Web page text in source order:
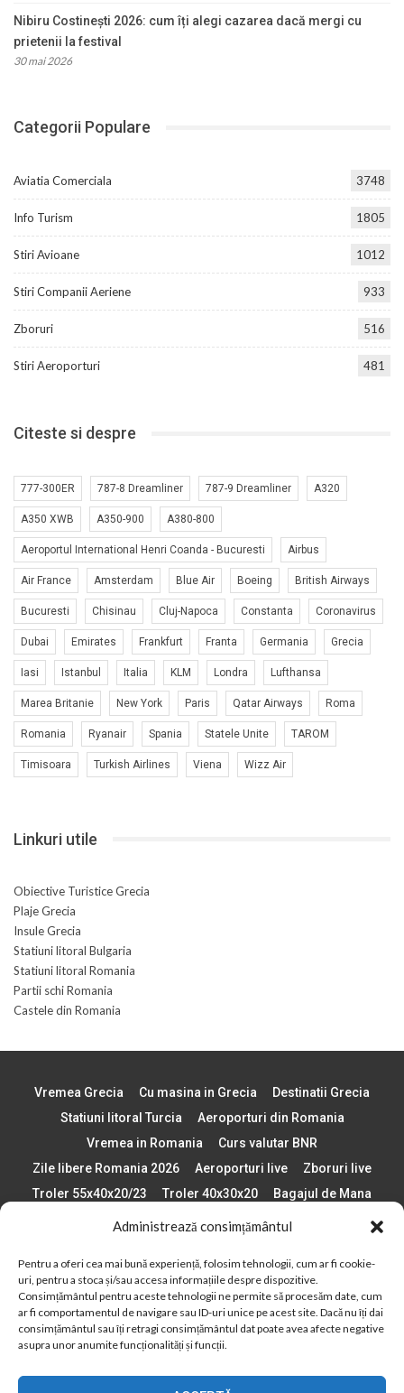
Administrează consimțământul
Pentru a oferi cea mai bună experiență, folosim tehnologii, cum ar fi cookie-
uri, pentru a stoca și/sau accesa informațiile despre dispozitive.
Consimțământul pentru aceste tehnologii ne permite să procesăm date, cum
ar fi comportamentul de navigare sau ID-uri unice pe acest site. Dacă nu îți dai
consimțământul sau îți retragi consimțământul dat poate avea afecte negative
asupra unor anumite funcționalități și funcții.
Nibiru Costinești 2026: cum îți alegi cazarea dacă mergi cu
prietenii la festival
30 mai 2026
Categorii Populare
Aviatia Comerciala 3748
Info Turism 1805
Stiri Avioane 1012
Stiri Companii Aeriene 933
Zboruri 516
Stiri Aeroporturi 481
Citeste si despre
777-300ER 787-8 Dreamliner 787-9 Dreamliner A320
A350 XWB A350-900 A380-800
Aeroportul International Henri Coanda - Bucuresti Airbus
Air France Amsterdam Blue Air Boeing British Airways
Bucuresti Chisinau Cluj-Napoca Constanta Coronavirus
Dubai Emirates Frankfurt Franta Germania Grecia
Iasi Istanbul Italia KLM Londra Lufthansa
Marea Britanie New York Paris Qatar Airways Roma
Romania Ryanair Spania Statele Unite TAROM
Timisoara Turkish Airlines Viena Wizz Air
Linkuri utile
Obiective Turistice Grecia
Plaje Grecia
Insule Grecia
Statiuni litoral Bulgaria
Statiuni litoral Romania
Partii schi Romania
Castele din Romania
Vremea Grecia Cu masina in Grecia
Destinatii Grecia
Statiuni litoral Turcia
Aeroporturi din Romania
Vremea in Romania
Curs valutar BNR
Zile libere Romania 2026
Aeroporturi live
Zboruri live
Troler 55x40x20/23
Troler 40x30x20
Bagajul de Mana
Paste 2026
Cele mai bune telefoane
Plaje din Europa
Concerte Romania 2025
Asigurare de calatorie
Când se schimba ora în 2026
Calendar Formula 1 sezon 2026
Boarding Pass
Despre AirlinesTravel.ro
Politică cookie-uri (UE)